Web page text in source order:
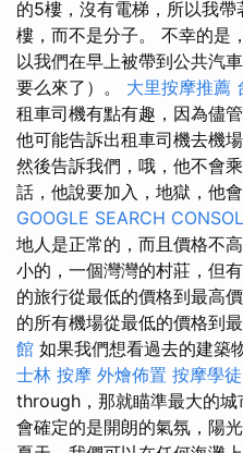
的5樓，沒有電梯，所以我
樓，而不是分子。 不幸的是
以我們在早上被帶到公共汽
要么來了）。 大里按摩推薦
租車司機有點有趣，因為儘
他可能告訴出租車司機去機場
然後告訴我們，哦，他不會
話，他說要加入，地獄，他
GOOGLE SEARCH
地人是正常的，而且價格不高
小的，一個灣灣的村莊，但
的旅行從最低的價格到最高價
的所有機場從最低的價格到
館 如果我們想看過去的建築
士林 按摩 外燴佈置 按摩學徒
through，那就瞄準最大的城
會確定的是開朗的氣氛，陽